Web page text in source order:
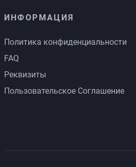
ИНФОРМАЦИЯ
Политика конфиденциальности
FAQ
Реквизиты
Пользовательское Соглашение